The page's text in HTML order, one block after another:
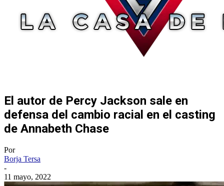
El autor de Percy Jackson sale en
defensa del cambio racial en el casting
de Annabeth Chase
Por
Borja Tersa
-
11 mayo, 2022